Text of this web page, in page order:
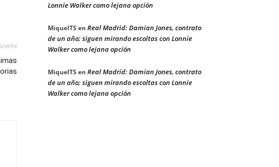
Lonnie Walker como lejana opción
MiquelTS en Real Madrid: Damian Jones, contrato
de un año; siguen mirando escoltas con Lonnie
Walker como lejana opción
MiquelTS en Real Madrid: Damian Jones, contrato
de un año; siguen mirando escoltas con Lonnie
Walker como lejana opción